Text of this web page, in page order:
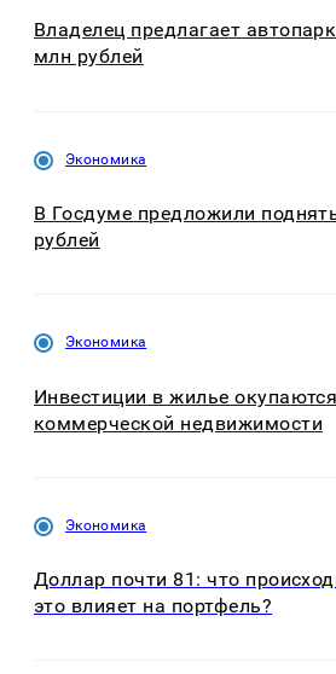
Владелец предлагает
млн рублей
Экономика
В Госдуме предложили
рублей
Экономика
Инвестиции в жилье
коммерческой недвижимости
Экономика
Доллар почти 81: что
это влияет на портфель?